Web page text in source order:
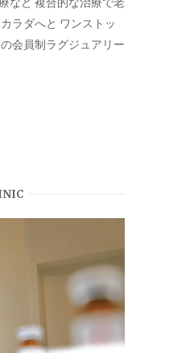
ラダへと ワンストッ
会員制ラグジュアリー